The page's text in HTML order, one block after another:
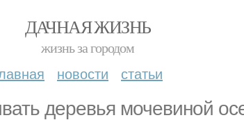
ДАЧНАЯ ЖИЗНЬ
жизнь за городом
новости статьи
деревья мочевиной